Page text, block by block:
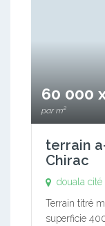
60 000
par m²
terrain
Chirac
douala cité
Terrain titré
superficie